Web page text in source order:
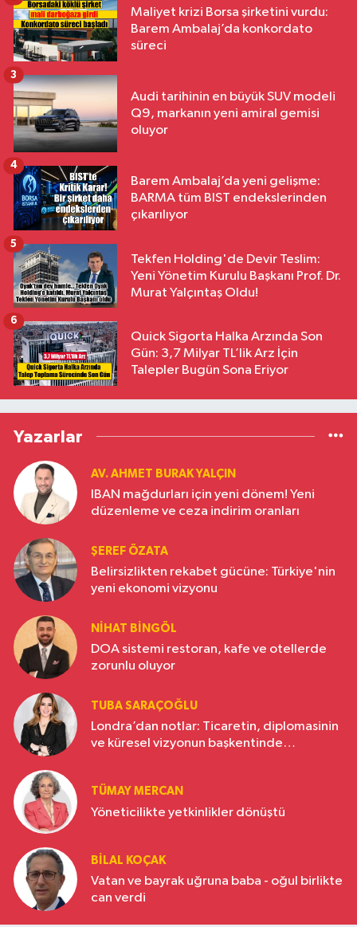
Maliyet krizi Borsa şirketini vurdu:
Barem Ambalaj’da konkordato
süreci
Audi tarihinin en büyük SUV modeli
Q9, markanın yeni amiral gemisi
oluyor
3
Barem Ambalaj’da yeni gelişme:
BARMA tüm BIST endekslerinden
çıkarılıyor
4
Tekfen Holding'de Devir Teslim:
Yeni Yönetim Kurulu Başkanı Prof. Dr.
Murat Yalçıntaş Oldu!
5
Quick Sigorta Halka Arzında Son
Gün: 3,7 Milyar TL’lik Arz İçin
Talepler Bugün Sona Eriyor
6
Yazarlar
AV. AHMET BURAK YALÇIN
IBAN mağdurları için yeni dönem! Yeni
düzenleme ve ceza indirim oranları
ŞEREF ÖZATA
Belirsizlikten rekabet gücüne: Türkiye'nin
yeni ekonomi vizyonu
NIHAT BINGÖL
DOA sistemi restoran, kafe ve otellerde
zorunlu oluyor
TUBA SARAÇOĞLU
Londra’dan notlar: Ticaretin, diplomasinin
ve küresel vizyonun başkentinde
TÜMAY MERCAN
Yöneticilikte yetkinlikler dönüştü
BILAL KOÇAK
Vatan ve bayrak uğruna baba - oğul birlikte
can verdi